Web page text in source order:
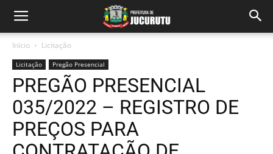
Início Licitação
Licitação Pregão Presencial
PREGÃO PRESENCIAL
035/2022 – REGISTRO DE
PREÇOS PARA